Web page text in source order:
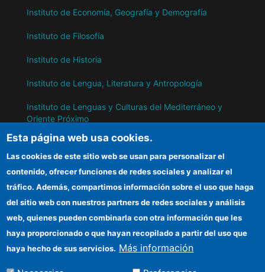
Instituto de Economía, Geografía y Demografía
Instituto de Filosofía
Instituto de Historia
Instituto de Lengua, Literatura y Antropología
Instituto de Lenguas y Culturas del Mediterráneo y
Oriente Próximo
Instituto de Políticas y Bienes Públicos
IH
Sede electrónica CSIC
Información para proveedores
Organismos financiadores
Esta página web usa cookies.
Las cookies de este sitio web se usan para personalizar el
contenido, ofrecer funciones de redes sociales y analizar el
tráfico. Además, compartimos información sobre el uso que haga
del sitio web con nuestros partners de redes sociales y análisis
web, quienes pueden combinarla con otra información que les
haya proporcionado o que hayan recopilado a partir del uso que
haya hecho de sus servicios. Más información